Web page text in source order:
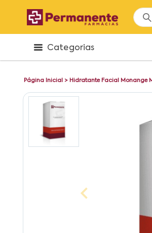
Categorias
Página Inicial > Hidratante Facial Monange